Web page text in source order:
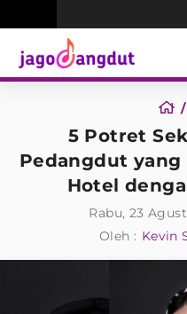
5 Potret
Pedangdut
Hotel
Rabu, 23
Oleh : Kevin